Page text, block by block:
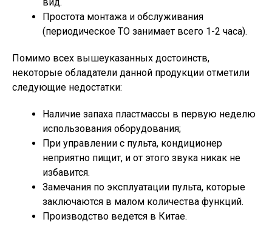
вид.
Простота монтажа и обслуживания
(периодическое ТО занимает всего 1-2 часа).
Помимо всех вышеуказанных достоинств,
некоторые обладатели данной продукции отметили
следующие недостатки:
Наличие запаха пластмассы в первую неделю
использования оборудования;
При управлении с пульта, кондиционер
неприятно пищит, и от этого звука никак не
избавится.
Замечания по эксплуатации пульта, которые
заключаются в малом количества функций.
Производство ведется в Китае.